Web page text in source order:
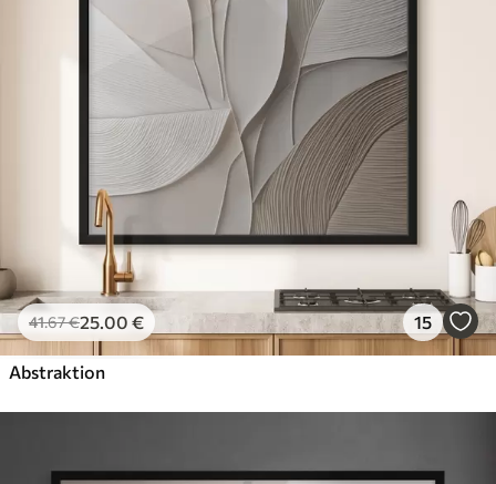
41.67€25.00 € 15
Abstraktion